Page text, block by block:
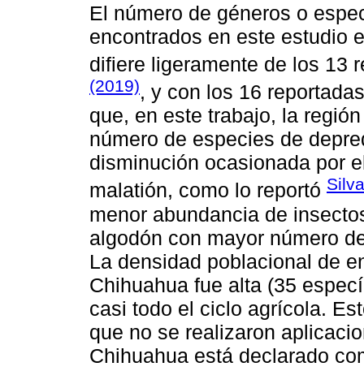
El número de géneros o
encontrados en este estudio
difiere ligeramente de los 13
(2019), y con los 16
que, en este trabajo, la
número de especies de
disminución ocasionada por
malatión, como lo reportó
menor abundancia de
algodón con mayor número
La densidad poblacional de
Chihuahua fue alta (35
casi todo el ciclo agrícola.
que no se realizaron
Chihuahua está declarado